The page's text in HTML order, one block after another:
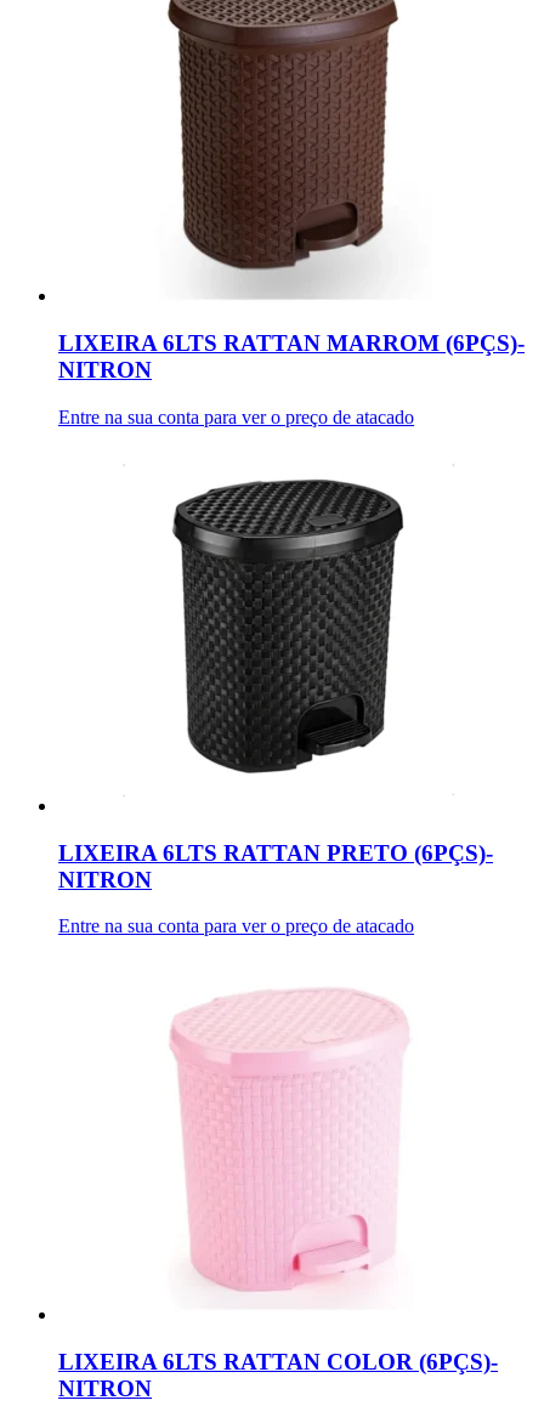
LIXEIRA 6LTS RATTAN MARROM (6PÇS)-
NITRON
Entre na sua conta para ver o preço de atacado
LIXEIRA 6LTS RATTAN PRETO (6PÇS)-
NITRON
Entre na sua conta para ver o preço de atacado
LIXEIRA 6LTS RATTAN COLOR (6PÇS)-
NITRON